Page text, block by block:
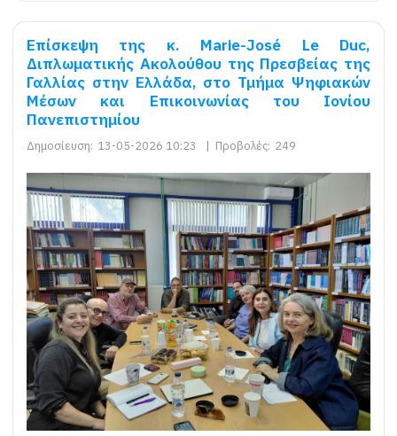
Επίσκεψη της κ. Marie-José Le Duc,
Διπλωματικής Ακολούθου της Πρεσβείας της
Γαλλίας στην Ελλάδα, στο Τμήμα Ψηφιακών
Μέσων και Επικοινωνίας του Ιονίου
Πανεπιστημίου
Δημοσίευση: 13-05-2026 10:23 | Προβολές: 249